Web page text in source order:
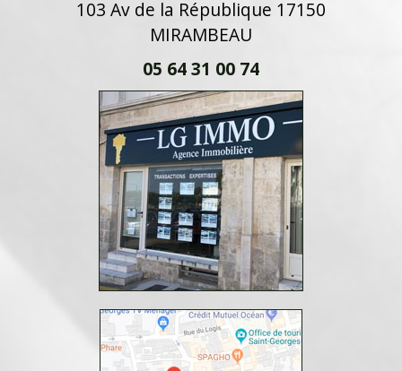
103 Av de la République 17150
MIRAMBEAU
05 64 31 00 74